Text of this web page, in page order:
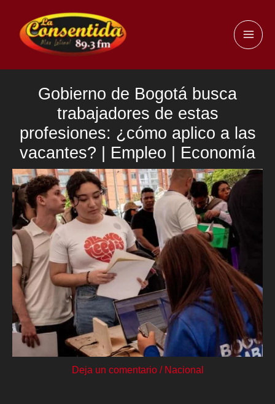
contenido
Gobierno de Bogotá busca
trabajadores de estas
profesiones: ¿cómo aplico a las
vacantes? | Empleo | Economía
Deja un comentario / Nacional